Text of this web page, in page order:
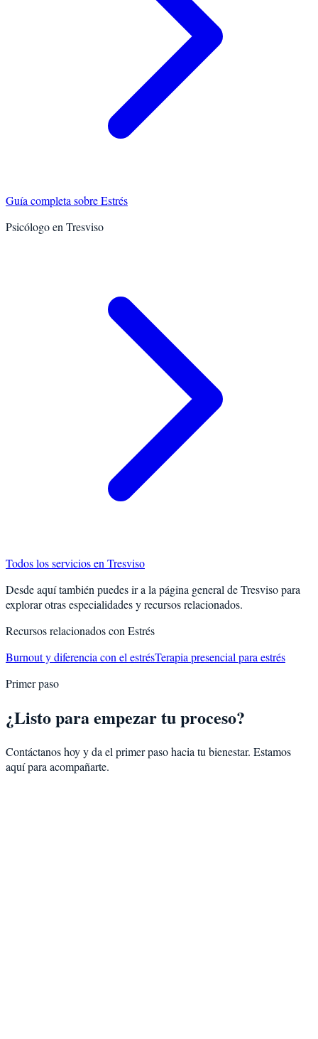
Guía completa sobreEstrés
Psicólogo en Tresviso
Todos los servicios en Tresviso
Desde aquí también puedes ir a la página general deTresvisopara
explorar otras especialidades y recursos relacionados.
Recursos relacionados con Estrés
Burnout y diferencia con el estrésTerapia presencial para estrés
Primer paso
¿Listo para empezar tu proceso?
Contáctanos hoy y da el primer paso hacia tu bienestar. Estamos
aquí para acompañarte.